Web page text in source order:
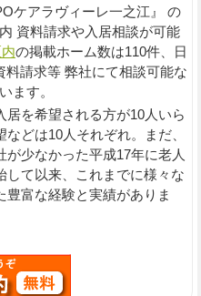
ケアラヴィーレ一之江』 の
資料請求や入居相談が可能
の掲載ホーム数は110件、日
料請求等 弊社にて相談可能な
ます。
希望される方が10人いら
どは10人それぞれ。まだ、
少なかった平成17年に老人
して以来、これまでに様々な
豊富な経験と実績がありま